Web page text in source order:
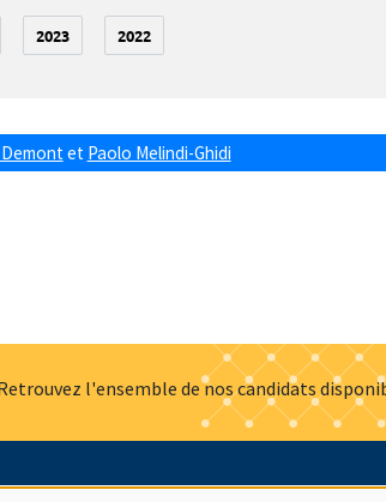
2023 2022
et Paolo Melindi-Ghidi
l'ensemble de nos candidats
à Actualités Offres d'emploi